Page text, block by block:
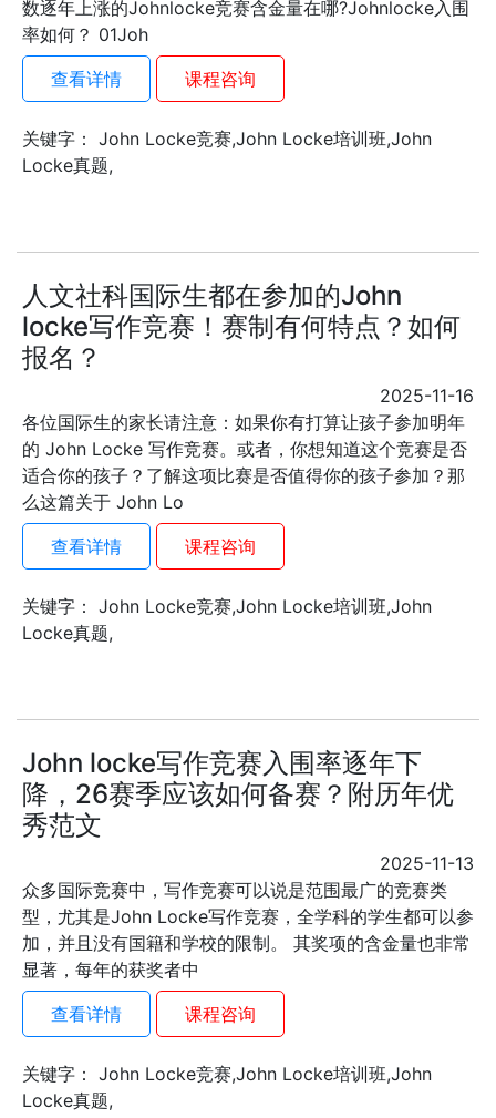
数逐年上涨的Johnlocke竞赛含金量在哪?Johnlocke入围
率如何？ 01Joh
查看详情
课程咨询
关键字： John Locke竞赛,John Locke培训班,John
Locke真题,
人文社科国际生都在参加的John
locke写作竞赛！赛制有何特点？如何
报名？
2025-11-16
各位国际生的家长请注意：如果你有打算让孩子参加明年
的 John Locke 写作竞赛。或者，你想知道这个竞赛是否
适合你的孩子？了解这项比赛是否值得你的孩子参加？那
么这篇关于 John Lo
查看详情
课程咨询
关键字： John Locke竞赛,John Locke培训班,John
Locke真题,
John locke写作竞赛入围率逐年下
降，26赛季应该如何备赛？附历年优
秀范文
2025-11-13
众多国际竞赛中，写作竞赛可以说是范围最广的竞赛类
型，尤其是John Locke写作竞赛，全学科的学生都可以参
加，并且没有国籍和学校的限制。 其奖项的含金量也非常
显著，每年的获奖者中
查看详情
课程咨询
关键字： John Locke竞赛,John Locke培训班,John
Locke真题,